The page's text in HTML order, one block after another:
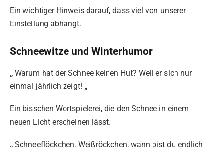
Ein wichtiger Hinweis darauf, dass viel von unserer
Einstellung abhängt.
Schneewitze und Winterhumor
„ Warum hat der Schnee keinen Hut? Weil er sich nur
einmal jährlich zeigt! „
Ein bisschen Wortspielerei, die den Schnee in einem
neuen Licht erscheinen lässt.
„ Schneeflöckchen, Weißröckchen, wann bist du endlich